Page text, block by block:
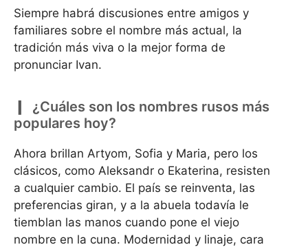
Siempre habrá discusiones entre amigos y
familiares sobre el nombre más actual, la
tradición más viva o la mejor forma de
pronunciar Ivan.
¿Cuáles son los nombres rusos más
populares hoy?
Ahora brillan Artyom, Sofia y Maria, pero los
clásicos, como Aleksandr o Ekaterina, resisten
a cualquier cambio. El país se reinventa, las
preferencias giran, y a la abuela todavía le
tiemblan las manos cuando pone el viejo
nombre en la cuna. Modernidad y linaje, cara